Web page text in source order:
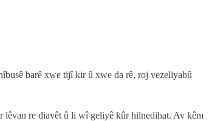
barê xwe tijî kir û xwe da rê, roj vezeliyabû
lêvan re diavêt û li wî geliyê kûr hilnedihat. Av kêm